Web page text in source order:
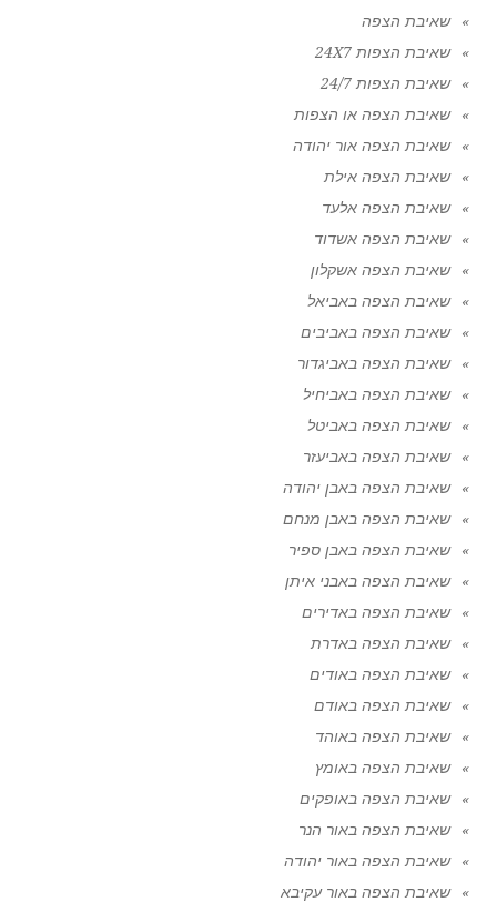
שאיבת הצפה
שאיבת הצפות 24X7
שאיבת הצפות 24/7
שאיבת הצפה או הצפות
שאיבת הצפה אור יהודה
שאיבת הצפה אילת
שאיבת הצפה אלעד
שאיבת הצפה אשדוד
שאיבת הצפה אשקלון
שאיבת הצפה באביאל
שאיבת הצפה באביבים
שאיבת הצפה באביגדור
שאיבת הצפה באביחיל
שאיבת הצפה באביטל
שאיבת הצפה באביעזר
שאיבת הצפה באבן יהודה
שאיבת הצפה באבן מנחם
שאיבת הצפה באבן ספיר
שאיבת הצפה באבני איתן
שאיבת הצפה באדירים
שאיבת הצפה באדרת
שאיבת הצפה באודים
שאיבת הצפה באודם
שאיבת הצפה באוהד
שאיבת הצפה באומץ
שאיבת הצפה באופקים
שאיבת הצפה באור הנר
שאיבת הצפה באור יהודה
שאיבת הצפה באור עקיבא